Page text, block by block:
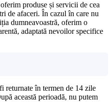
produse și servicii de cea
de afaceri. În cazul în care nu
dumneavoastră, oferim o
adaptată nevoilor specifice
returnate în termen de 14 zile
această perioadă, nu putem